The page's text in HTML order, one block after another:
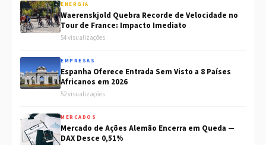
ENERGIA
Waerenskjold Quebra Recorde de Velocidade no
Tour de France: Impacto Imediato
54 visualizações
EMPRESAS
Espanha Oferece Entrada Sem Visto a 8 Países
Africanos em 2026
52 visualizações
MERCADOS
Mercado de Ações Alemão Encerra em Queda —
DAX Desce 0,51%